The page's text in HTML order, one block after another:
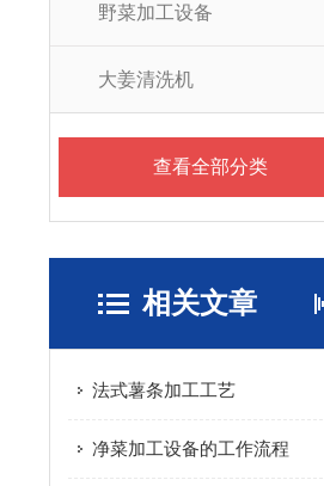
野菜加工设备
大姜清洗机
查看全部分类
相关文章
法式薯条加工工艺
净菜加工设备的工作流程